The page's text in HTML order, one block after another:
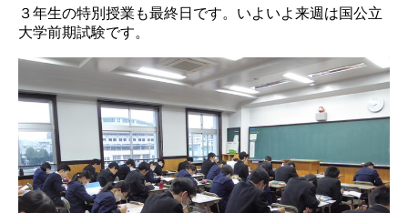
３年生の特別授業も最終日です。いよいよ来週は国公立
大学前期試験です。